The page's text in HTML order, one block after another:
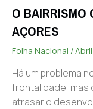
O BAIRRISMO
AÇORES
Folha Nacional
Há um problema
frontalidade, mas
atrasar o